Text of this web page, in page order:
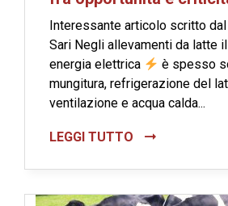
Interessante articolo scritto
Sari Negli allevamenti da latte
energia elettrica
è spesso
mungitura, refrigerazione del
ventilazione e acqua calda...
LEGGI TUTTO